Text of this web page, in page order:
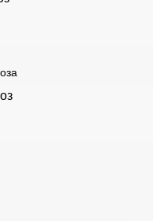
роза Эквадор)